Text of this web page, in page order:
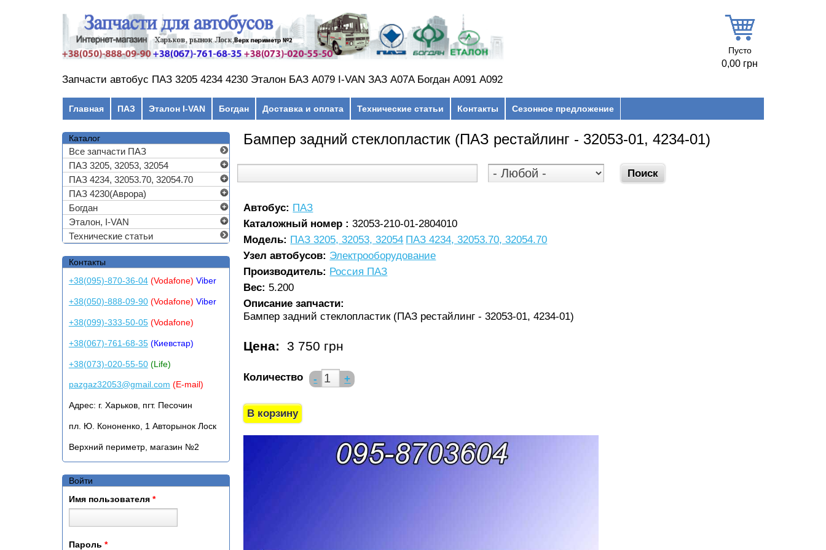
Пусто
0,00 грн
Запчасти автобус ПАЗ 3205 4234 4230 Эталон БАЗ А079 I-VAN ЗАЗ A07A Богдан А091 А092
Главная ПАЗ Эталон I-VAN Богдан Доставка и оплата Технические статьи Контакты Сезонное предложение
Бампер задний стеклопластик (ПАЗ рестайлинг - 32053-01, 4234-01)
Автобус: ПАЗ
Каталожный номер :32053-210-01-2804010
Модель: ПАЗ 3205, 32053, 32054 ПАЗ 4234, 32053.70, 32054.70
Узел автобусов: Электрооборудование
Производитель: Россия ПАЗ
Вес: 5.200
Описание запчасти:
Бампер задний стеклопластик (ПАЗ рестайлинг - 32053-01, 4234-01)
Цена: 3 750 грн
Количество - +
Каталог
Все запчасти ПАЗ
ПАЗ 3205, 32053, 32054
ПАЗ 4234, 32053.70, 32054.70
ПАЗ 4230(Аврора)
Богдан
Эталон, I-VAN
Технические статьи
Контакты
+38(095)-870-36-04(Vodafone) Viber
+38(050)-888-09-90(Vodafone) Viber
+38(099)-333-50-05(Vodafone)
+38(067)-761-68-35(Киевстар)
+38(073)-020-55-50(Life)
pazgaz32053@gmail.com (E-mail)
Адрес: г. Харьков, пгт. Песочин
пл. Ю. Кононенко, 1 Авторынок Лоск
Верхний периметр, магазин №2
Войти
Имя пользователя *
Пароль *